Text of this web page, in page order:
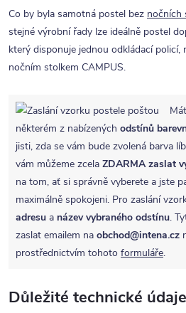
Co by byla samotná postel bez nočních
stejné výrobní řady lze ideálně postel
který disponuje jednou odkládací policí,
nočním stolkem CAMPUS.
některém z nabízených odstínů
jisti, zda se vám bude zvolená barva
vám můžeme zcela ZDARMA zaslat
na tom, ať si správně vyberete a jste
maximálně spokojeni. Pro zaslání
adresu a název vybraného odstínu.
zaslat emailem na obchod@intena.cz
prostřednictvím tohoto formuláře.
Důležité technické